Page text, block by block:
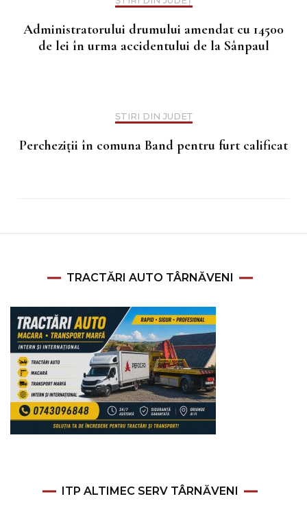
Administratorului drumului amendat cu 14500
de lei în urma accidentului de la Sânpaul
ȘTIRI DIN JUDEȚ
Percheziții în comuna Band pentru furt calificat
TRACTĂRI AUTO TÂRNĂVENI
ITP ALTIMEC SERV TÂRNĂVENI